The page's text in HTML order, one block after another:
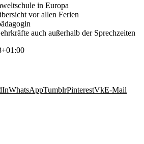
in Europa
vor allen Ferien
auch außerhalb der Sprechzeiten
WhatsAppTumblrPinterestVkE-Mail